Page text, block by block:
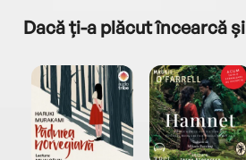
Dacă ți-a plăcut încearcă și